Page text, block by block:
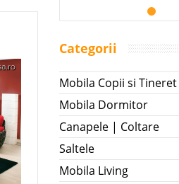
Categorii
Mobila Copii si Tineret
Mobila Dormitor
Canapele | Coltare
Saltele
Mobila Living